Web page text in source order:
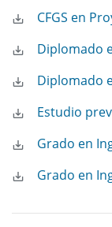
CFGS en
Diplomado
Diplomado
Estudio
Grado en
Grado en